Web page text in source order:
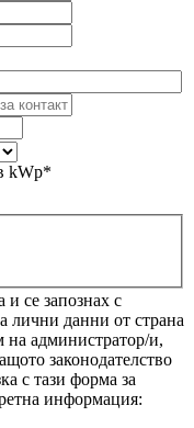
kWp*
се запознах с
лични данни от страна
на администратор/и,
законодателство
с тази форма за
информация: